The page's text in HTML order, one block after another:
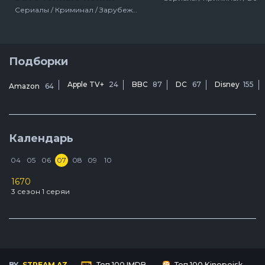
Подборки
Amazon 64 Apple TV+ 24 BBC 87 DC 67 Disney 155
Календарь
04 05 06 07 08 09 10
1670
3 сезон 1 серяи